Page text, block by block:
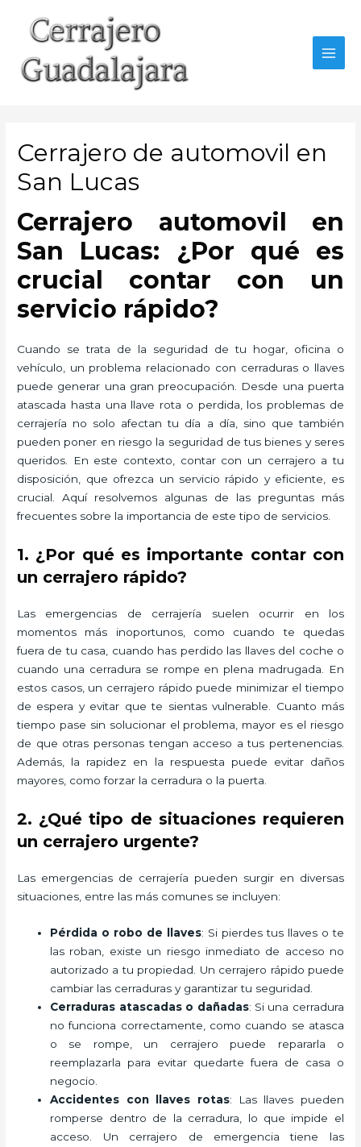
contenido
Cerrajero de automovil en
San Lucas
Cerrajero automovil en
San Lucas: ¿Por qué es
crucial contar con un
servicio rápido?
Cuando se trata de la seguridad de tu hogar, oficina o
vehículo, un problema relacionado con cerraduras o llaves
puede generar una gran preocupación. Desde una puerta
atascada hasta una llave rota o perdida, los problemas de
cerrajería no solo afectan tu día a día, sino que también
pueden poner en riesgo la seguridad de tus bienes y seres
queridos. En este contexto, contar con un cerrajero a tu
disposición, que ofrezca un servicio rápido y eficiente, es
crucial. Aquí resolvemos algunas de las preguntas más
frecuentes sobre la importancia de este tipo de servicios.
1. ¿Por qué es importante contar con
un cerrajero rápido?
Las emergencias de cerrajería suelen ocurrir en los
momentos más inoportunos, como cuando te quedas
fuera de tu casa, cuando has perdido las llaves del coche o
cuando una cerradura se rompe en plena madrugada. En
estos casos, un cerrajero rápido puede minimizar el tiempo
de espera y evitar que te sientas vulnerable. Cuanto más
tiempo pase sin solucionar el problema, mayor es el riesgo
de que otras personas tengan acceso a tus pertenencias.
Además, la rapidez en la respuesta puede evitar daños
mayores, como forzar la cerradura o la puerta.
2. ¿Qué tipo de situaciones requieren
un cerrajero urgente?
Las emergencias de cerrajería pueden surgir en diversas
situaciones, entre las más comunes se incluyen:
Pérdida o robo de llaves: Si pierdes tus llaves o te
las roban, existe un riesgo inmediato de acceso no
autorizado a tu propiedad. Un cerrajero rápido puede
cambiar las cerraduras y garantizar tu seguridad.
Cerraduras atascadas o dañadas: Si una cerradura
no funciona correctamente, como cuando se atasca
o se rompe, un cerrajero puede repararla o
reemplazarla para evitar quedarte fuera de casa o
negocio.
Accidentes con llaves rotas: Las llaves pueden
romperse dentro de la cerradura, lo que impide el
acceso. Un cerrajero de emergencia tiene las